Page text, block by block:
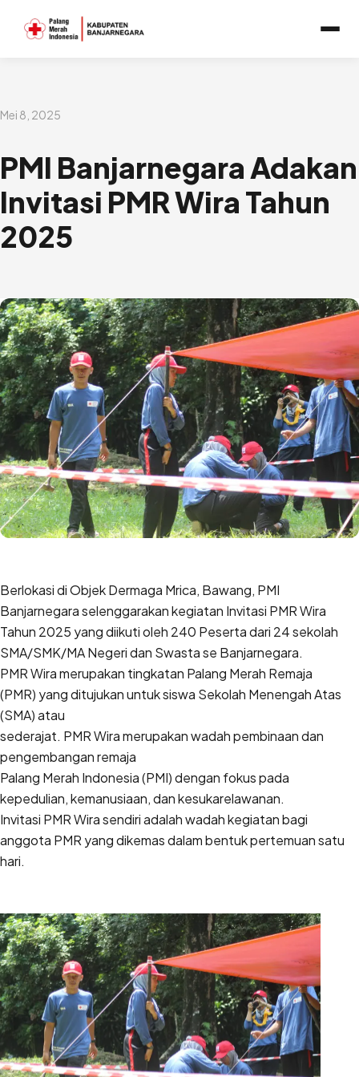
Mei 8, 2025
PMI Banjarnegara Adakan
Invitasi PMR Wira Tahun
2025
Berlokasi di Objek Dermaga Mrica, Bawang, PMI
Banjarnegara selenggarakan kegiatan Invitasi PMR Wira
Tahun 2025 yang diikuti oleh 240 Peserta dari 24 sekolah
SMA/SMK/MA Negeri dan Swasta se Banjarnegara.
PMR Wira merupakan tingkatan Palang Merah Remaja
(PMR) yang ditujukan untuk siswa Sekolah Menengah Atas
(SMA) atau
sederajat. PMR Wira merupakan wadah pembinaan dan
pengembangan remaja
Palang Merah Indonesia (PMI) dengan fokus pada
kepedulian, kemanusiaan, dan kesukarelawanan.
Invitasi PMR Wira sendiri adalah wadah kegiatan bagi
anggota PMR yang dikemas dalam bentuk pertemuan satu
hari.